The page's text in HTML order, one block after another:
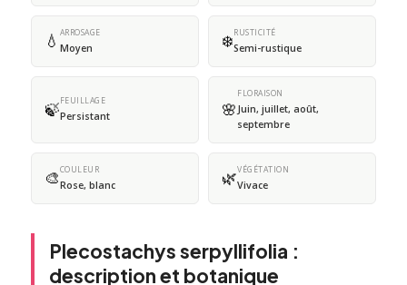
💧 ARROSAGE
Moyen ❄️RUSTICITÉ
Semi-rustique
🍃FEUILLAGE
Persistant 🌸
FLORAISON
Juin, juillet, août,
septembre
🎨COULEUR
Rose, blanc 🌿VÉGÉTATION
Vivace
Plecostachys serpyllifolia :
description et botanique